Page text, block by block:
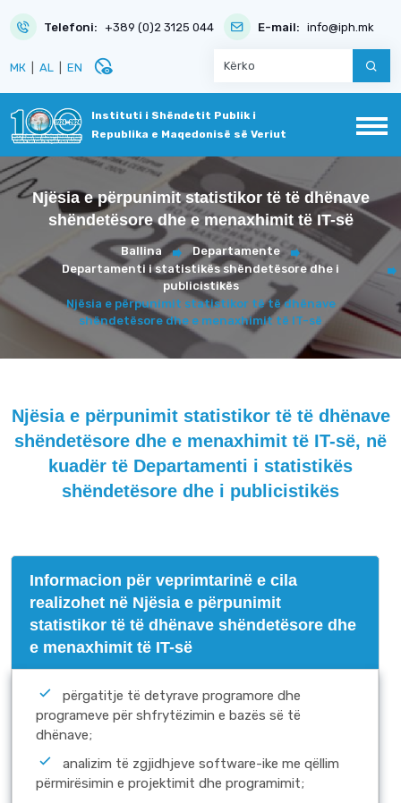
Telefoni: +389 (0)2 3125 044 E-mail: info@iph.mk
МК AL EN disabled_visible
Instituti i Shëndetit Publik i
Republika e Maqedonisë së Veriut
Njësia e përpunimit statistikor të të dhënave
shëndetësore dhe e menaxhimit të IT-së
Ballina
Departamente
Departamenti i statistikës shëndetësore dhe i
publicistikës
Njësia e përpunimit statistikor të të dhënave
shëndetësore dhe e menaxhimit të IT-së
Njësia e përpunimit statistikor të të dhënave
shëndetësore dhe e menaxhimit të IT-së, në
kuadër të Departamenti i statistikës
shëndetësore dhe i publicistikës
Informacion për veprimtarinë e cila
realizohet në Njësia e përpunimit
statistikor të të dhënave shëndetësore dhe
e menaxhimit të IT-së
përgatitje të detyrave programore dhe
programeve për shfrytëzimin e bazës së të
dhënave;
analizim të zgjidhjeve software-ike me qëllim
përmirësimin e projektimit dhe programimit;